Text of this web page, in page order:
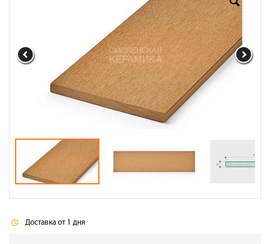
Галерея объектов
Доставка от 1 дня